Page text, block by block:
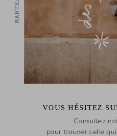
VOUS HÉSITEZ
Consultez
pour trouver celle